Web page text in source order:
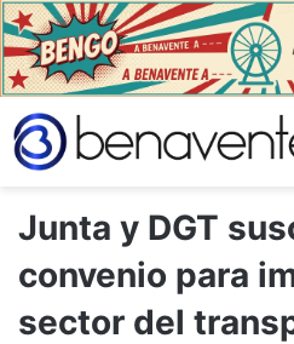
Junta y DGT
convenio para
sector del